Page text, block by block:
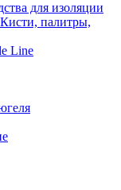
для изоляции
Кисти, палитры,
Line